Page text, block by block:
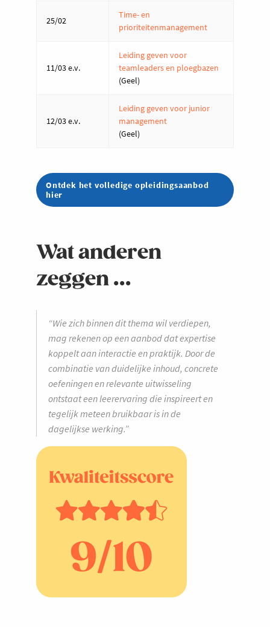
25/02
Time- en
prioriteitenmanagement
11/03 e.v.
Leiding geven voor
teamleaders en ploegbazen
(Geel)
12/03 e.v.
Leiding geven voor junior
management
(Geel)
Ontdek het volledige opleidingsaanbod
hier
Wat anderen
zeggen ...
“Wie zich binnen dit thema wil verdiepen,
mag rekenen op een aanbod dat expertise
koppelt aan interactie en praktijk. Door de
combinatie van duidelijke inhoud, concrete
oefeningen en relevante uitwisseling
ontstaat een leerervaring die inspireert en
tegelijk meteen bruikbaar is in de
dagelijkse werking.”